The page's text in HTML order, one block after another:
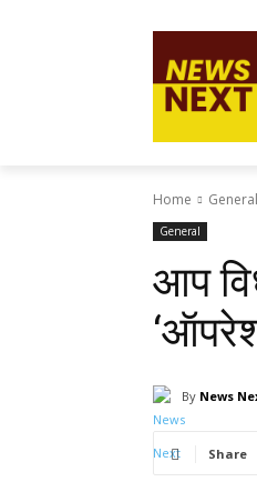
Home General
General
आप
By News
Share